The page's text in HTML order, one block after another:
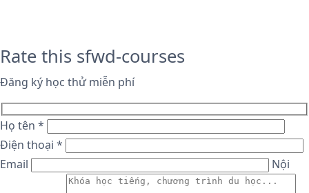
Rate this sfwd-courses
Đăng ký học thử miễn phí
Họ tên *
Điện thoại *
Email
Nội